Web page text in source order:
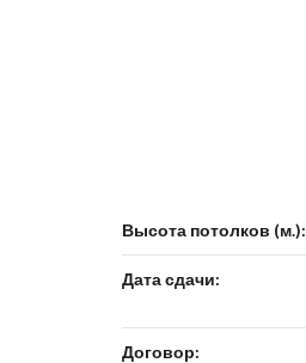
Высота потолков (м.):
Дата сдачи:
Договор: